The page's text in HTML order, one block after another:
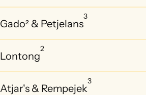
Gado² & Petjelans
3
Lontong
2
Atjar's & Rempejek
3